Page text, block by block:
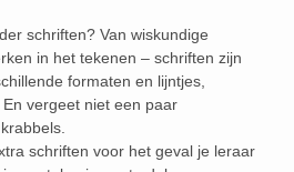
schriften? Van wiskundige
in het tekenen – schriften zijn
formaten en lijntjes,
vergeet niet een paar
schriften voor het geval je leraar